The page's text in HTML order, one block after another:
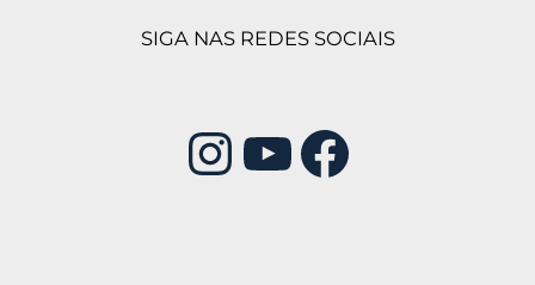
SIGA NAS REDES SOCIAIS
InstagramYoutube Facebook